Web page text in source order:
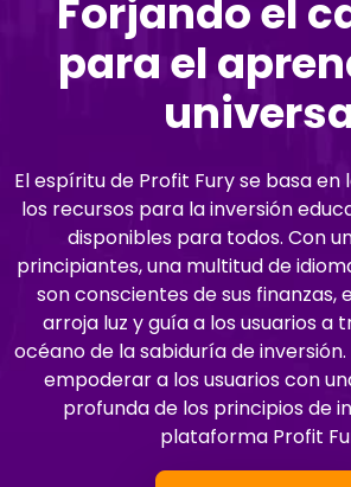
Forjando el
para el
El espíritu de Profit Fury se basa
los recursos para la inversión
disponibles para todos. Con
principiantes, una multitud de
son conscientes de sus
arroja luz y guía a los usuarios a
océano de la sabiduría de
empoderar a los usuarios con
profunda de los principios de
plataforma Profit